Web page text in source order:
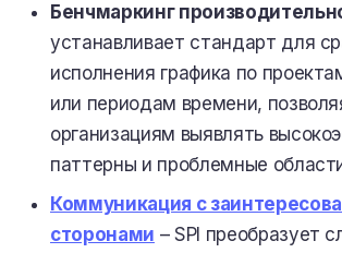
Бенчмаркинг
устанавливает стандарт для
исполнения графика по
или периодам времени,
организациям выявлять
паттерны и проблемные
Коммуникация с
сторонами – SPI преобразует